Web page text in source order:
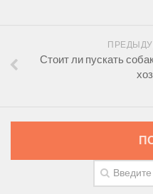
Стоит ли пускать